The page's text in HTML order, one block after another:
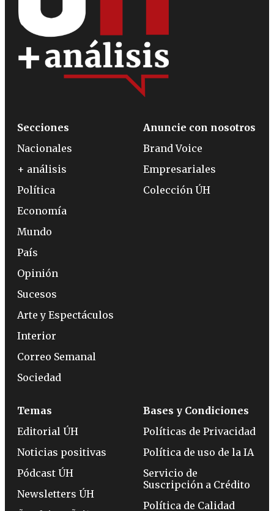
Secciones
Nacionales
+ análisis
Política
Economía
Mundo
País
Opinión
Sucesos
Arte y Espectáculos
Interior
Correo Semanal
Sociedad
Anuncie con nosotros
Brand Voice
Empresariales
Colección ÚH
Temas
Editorial ÚH
Noticias positivas
Pódcast ÚH
Newsletters ÚH
Bases y Condiciones
Políticas de Privacidad
Política de uso de la IA
Servicio de
Suscripción a Crédito
Política de Calidad